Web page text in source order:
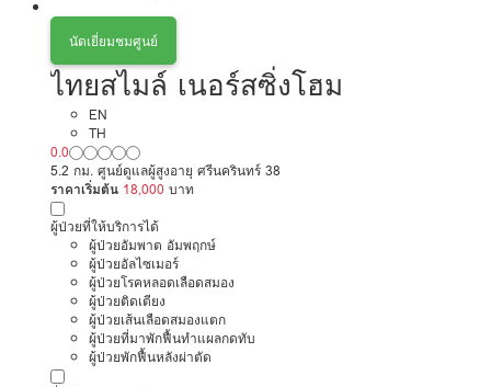
นัดเยี่ยมชมศูนย์
ไทยสไมล์ เนอร์สซิ่งโฮม
EN
TH
0.0
5.2 กม. ศูนย์ดูแลผู้สูงอายุ ศรีนครินทร์ 38
ราคาเริ่มต้น 18,000 บาท
ผู้ป่วยที่ให้บริการได้
ผู้ป่วยอัมพาต อัมพฤกษ์
ผู้ป่วยอัลไซเมอร์
ผู้ป่วยโรคหลอดเลือดสมอง
ผู้ป่วยติดเตียง
ผู้ป่วยเส้นเลือดสมองแตก
ผู้ป่วยที่มาพักฟื้นทำแผลกดทับ
ผู้ป่วยพักฟื้นหลังผ่าตัด